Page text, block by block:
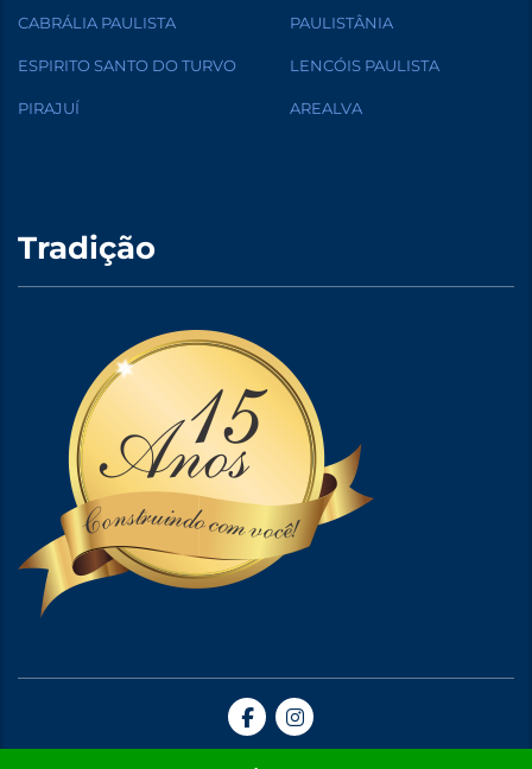
CABRÁLIA PAULISTA PAULISTÂNIA
ESPIRITO SANTO DO TURVO LENCÓIS PAULISTA
PIRAJUÍ AREALVA
Tradição